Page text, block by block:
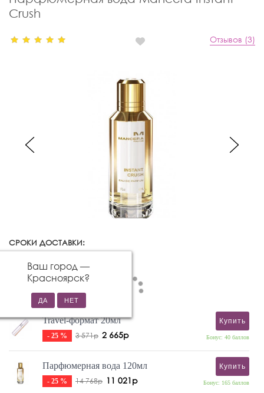
Crush
Отзывов (3)
СРОКИ ДОСТАВКИ:
Ваш город —
Красноярск?
Travel-формат 20мл
- 25 % 3 571р 2 665р
Купить
Бонус: 40 баллов
Парфюмерная вода 120мл
- 25 % 14 768р 11 021р
Купить
Бонус: 165 баллов